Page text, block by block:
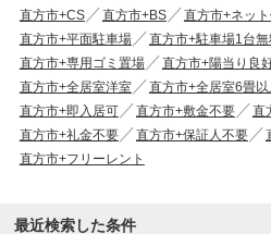
直方市+CS
直方市+BS
直方市+ネッ
直方市+平面駐車場
直方市+駐車場1台無
直方市+専用ゴミ置場
直方市+陽当り良
直方市+全居室洋室
直方市+全居室6畳以
直方市+即入居可
直方市+敷金不要
直
直方市+礼金不要
直方市+保証人不要
直方市+フリーレント
最近検索した条件